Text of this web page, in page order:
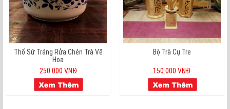
Thố Sứ Tráng Rửa Chén Trà Vẽ
Hoa
250.000 VNĐ
Bộ Trà Cụ Tre
150.000 VNĐ